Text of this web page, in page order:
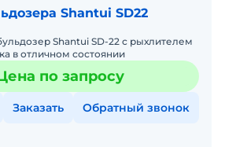
Shantui SD22
Shantui SD-22 с рыхлителем
в отличном состоянии
по запросу
Заказать Обратный звонок